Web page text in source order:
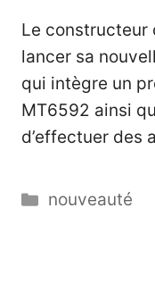
Le constructeur
lancer sa
qui intègre un
MT6592 ainsi
d’effectuer des
Catégories
nouveauté